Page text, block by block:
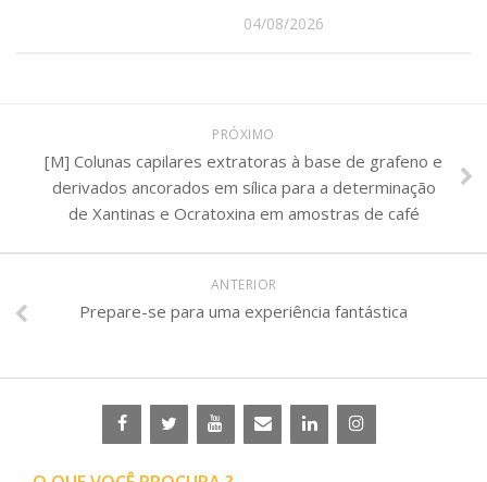
04/08/2026
PRÓXIMO
[M] Colunas capilares extratoras à base de grafeno e
derivados ancorados em sílica para a determinação
de Xantinas e Ocratoxina em amostras de café
ANTERIOR
Prepare-se para uma experiência fantástica